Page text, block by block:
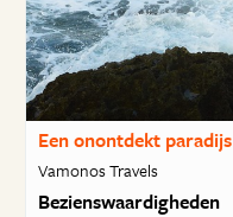
Een onontdekt paradijs
Vamonos Travels
Bezienswaardigheden